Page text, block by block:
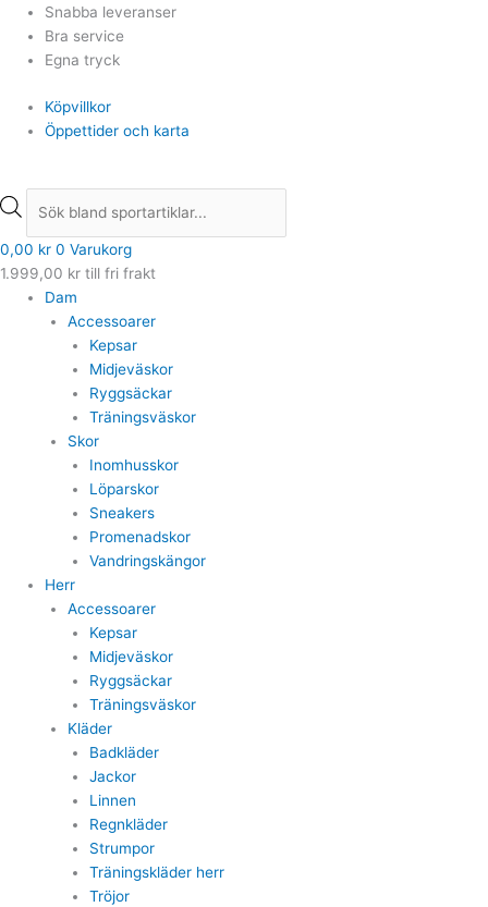
Hoppa
innehåll
Snabba leveranser
Bra service
Egna tryck
Köpvillkor
Öppettider och karta
Products
search
0,00 kr 0 Varukorg
1.999,00 kr till fri frakt
Dam
Accessoarer
Kepsar
Midjeväskor
Ryggsäckar
Träningsväskor
Skor
Inomhusskor
Löparskor
Sneakers
Promenadskor
Vandringskängor
Herr
Accessoarer
Kepsar
Midjeväskor
Ryggsäckar
Träningsväskor
Kläder
Badkläder
Jackor
Linnen
Regnkläder
Strumpor
Träningskläder herr
Tröjor
Products
search